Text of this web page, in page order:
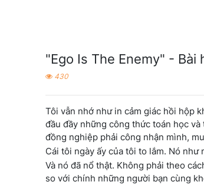
"Ego Is The Enemy" -
430
Tôi vẫn nhớ như in cảm giác hồi hộp
đầu đầy những công thức toán học
đồng nghiệp phải công nhận mình,
Cái tôi ngày ấy của tôi to lắm. Nó
Và nó đã nổ thật. Không phải theo
so với chính những người bạn cùng